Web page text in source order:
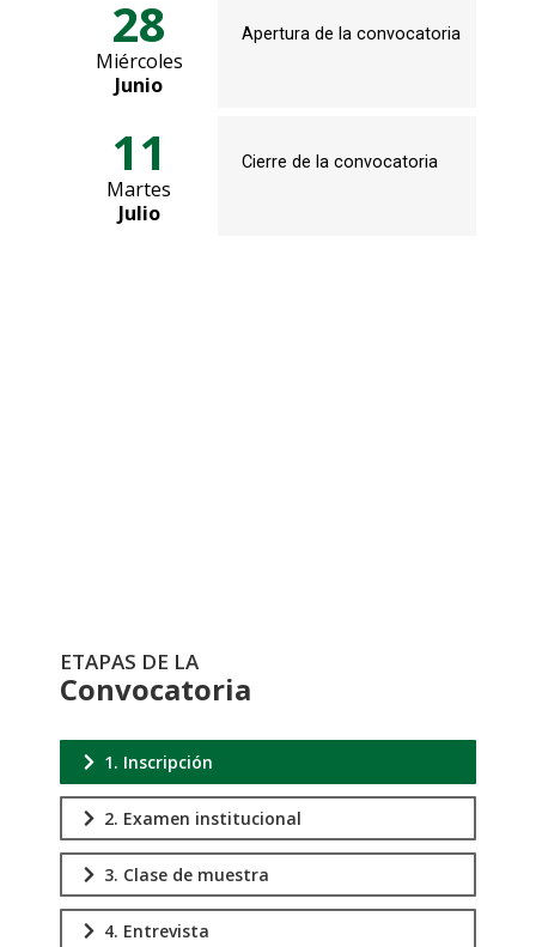
28
Miércoles
Junio
Apertura de la convocatoria
11
Martes
Julio
Cierre de la convocatoria
ETAPAS DE LA
Convocatoria
1. Inscripción
2. Examen institucional
3. Clase de muestra
4. Entrevista